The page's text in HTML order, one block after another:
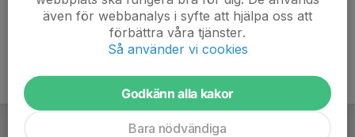
även för webbanalys i syfte att hjälpa oss att
förbättra våra tjänster.
Så använder vi cookies
Godkänn alla kakor
Bara nödvändiga